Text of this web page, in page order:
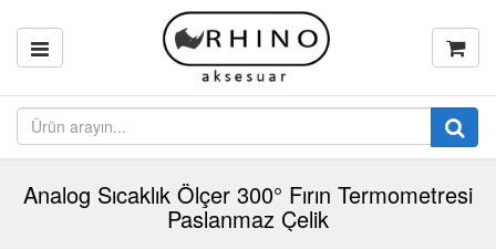
Analog Sıcaklık Ölçer 300° Fırın Termometresi
Paslanmaz Çelik